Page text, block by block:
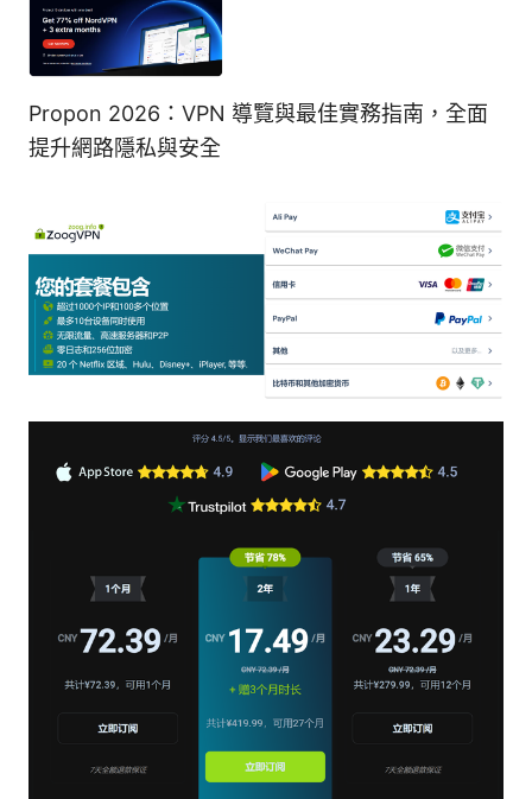
Propon 2026：VPN 導覽與最佳實務指南，全面
提升網路隱私與安全